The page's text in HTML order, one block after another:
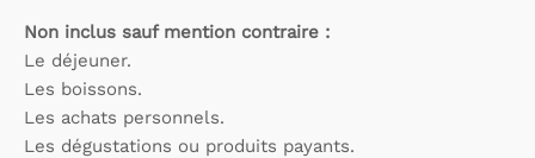
Non inclus sauf mention contraire :
Le déjeuner.
Les boissons.
Les achats personnels.
Les dégustations ou produits payants.